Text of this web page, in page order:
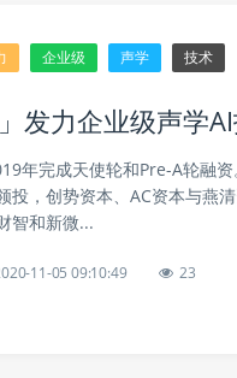
企业级 声学 技术
发力企业级声学
年完成天使轮和Pre-A轮融
投，创势资本、AC资本与燕
智和新微...
11-05 09:10:49 23